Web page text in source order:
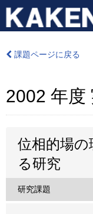
課題ページに戻る
2002 年度
位相的場
る研究
研究課題